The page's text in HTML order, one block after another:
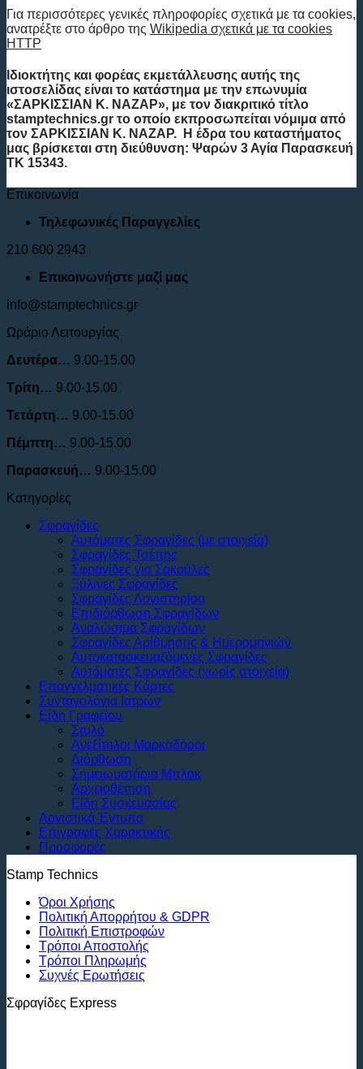
Για περισσότερες γενικές πληροφορίες σχετικά με τα cookies,
ανατρέξτε στο άρθρο της Wikipedia σχετικά με τα cookies
HTTP
Ιδιοκτήτης και φορέας εκμετάλλευσης αυτής της
ιστοσελίδας είναι το κατάστημα με την επωνυμία
«ΣΑΡΚΙΣΣΙΑΝ Κ. ΝΑΖΑΡ», με τον διακριτικό τίτλο
stamptechnics.gr το οποίο εκπροσωπείται νόμιμα από
τον ΣΑΡΚΙΣΣΙΑΝ Κ. ΝΑΖΑΡ. Η έδρα του καταστήματος
μας βρίσκεται στη διεύθυνση: Ψαρών 3 Αγία Παρασκευή
ΤΚ 15343.
Επικοινωνία
Τηλεφωνικές Παραγγελίες
210 600 2943
Επικοινωνήστε μαζί μας
info@stamptechnics.gr
Ωράριο Λειτουργίας
Δευτέρα… 9.00-15.00
Τρίτη… 9.00-15.00
Τετάρτη… 9.00-15.00
Πέμπτη… 9.00-15.00
Παρασκευή… 9.00-15.00
Κατηγορίες
Σφραγίδες
Αυτόματες Σφραγίδες (με στοιχεία)
Σφραγίδες Τσέπης
Σφραγίδες για Σακούλες
Ξύλινες Σφραγίδες
Σφραγίδες Λογιστηρίου
Επιδιόρθωση Σφραγίδων
Αναλώσιμα Σφραγίδων
Σφραγίδες Αρίθμησης & Ημερομηνιών
Αυτοκατασκευαζόμενες Σφραγίδες
Αυτόματες Σφραγίδες (χωρίς στοιχεία)
Επαγγελματικές Κάρτες
Συνταγολόγια Ιατρών
Είδη Γραφείου
Στυλό
Ανεξίτηλοι Μαρκαδόροι
Διόρθωση
Σημειωματάρια Μπλοκ
Αρχειοθέτηση
Είδη Συσκευασίας
Λογιστικά Έντυπα
Επιγραφές Χαρακτικής
Προσφορές
Stamp Technics
Όροι Χρήσης
Πολιτική Απορρήτου & GDPR
Πολιτική Επιστροφών
Τρόποι Αποστολής
Τρόποι Πληρωμής
Συχνές Ερωτήσεις
Σφραγίδες Express